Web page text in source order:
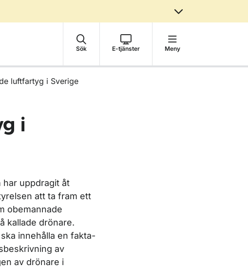
Sök E-tjänster Meny
luftfartyg i Sverige
i
har uppdragit åt
att ta fram ett
obemannade
kallade drönare.
innehålla en fakta-
av
av drönare i